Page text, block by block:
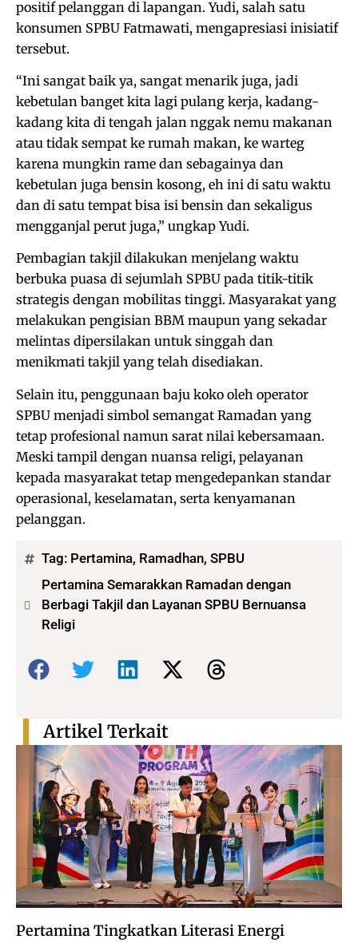
positif pelanggan di lapangan. Yudi, salah satu
konsumen SPBU Fatmawati, mengapresiasi inisiatif
tersebut.
“Ini sangat baik ya, sangat menarik juga, jadi
kebetulan banget kita lagi pulang kerja, kadang-
kadang kita di tengah jalan nggak nemu makanan
atau tidak sempat ke rumah makan, ke warteg
karena mungkin rame dan sebagainya dan
kebetulan juga bensin kosong, eh ini di satu waktu
dan di satu tempat bisa isi bensin dan sekaligus
mengganjal perut juga,” ungkap Yudi.
Pembagian takjil dilakukan menjelang waktu
berbuka puasa di sejumlah SPBU pada titik-titik
strategis dengan mobilitas tinggi. Masyarakat yang
melakukan pengisian BBM maupun yang sekadar
melintas dipersilakan untuk singgah dan
menikmati takjil yang telah disediakan.
Selain itu, penggunaan baju koko oleh operator
SPBU menjadi simbol semangat Ramadan yang
tetap profesional namun sarat nilai kebersamaan.
Meski tampil dengan nuansa religi, pelayanan
kepada masyarakat tetap mengedepankan standar
operasional, keselamatan, serta kenyamanan
pelanggan.
Tag: Pertamina, Ramadhan, SPBU
Pertamina Semarakkan Ramadan dengan
Berbagi Takjil dan Layanan SPBU Bernuansa
Religi
Bagikan:
Pertamina Tingkatkan Literasi Energi
Artikel Terkait